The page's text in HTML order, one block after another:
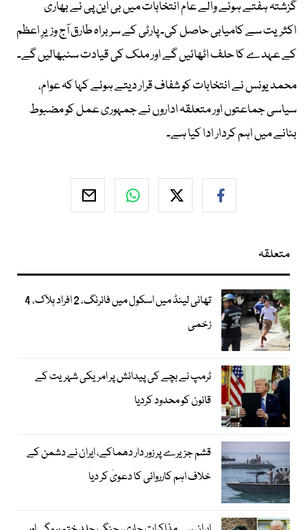
گزشتہ ہفتے ہونے والے عام انتخابات میں بی این پی نے بھاری
اکثریت سے کامیابی حاصل کی۔ پارٹی کے سربراہ طارق آج وزیرِ اعظم
کے عہدے کا حلف اٹھائیں گے اور ملک کی قیادت سنبھالیں گے۔
محمد یونس نے انتخابات کو شفاف قرار دیتے ہوئے کہا کہ عوام،
سیاسی جماعتوں اور متعلقہ اداروں نے جمہوری عمل کو مضبوط
بنانے میں اہم کردار ادا کیا ہے۔
متعلقہ
تھائی لینڈ میں اسکول میں فائرنگ، 2 افراد ہلاک، 4
زخمی
ٹرمپ نے بچے کی پیدائش پر امریکی شہریت کے
قانون کو محدود کردیا
قشم جزیرے پر زور دار دھماکے، ایران نے دشمن کے
خلاف اہم کارروائی کا دعویٰ کر دیا